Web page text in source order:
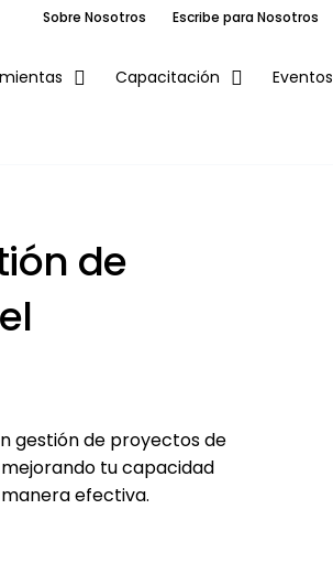
Sobre Nosotros Escribe para Nosotros
Capacitación Eventos
de
gestión de proyectos de
tu capacidad
efectiva.